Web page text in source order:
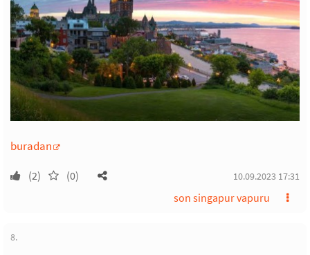
buradan
(2) (0) 10.09.2023 17:31
son singapur vapuru
8.